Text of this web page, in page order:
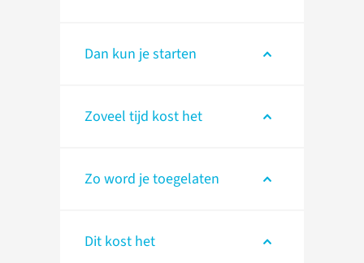
Dan kun je starten
Zoveel tijd kost het
Zo word je toegelaten
Dit kost het